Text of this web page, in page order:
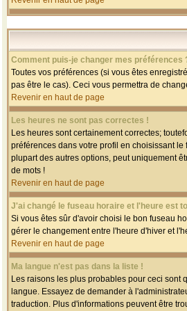
Comment puis-je changer mes préférences
Toutes vos préférences (si vous êtes
pas être le cas). Ceci vous permettra de
Revenir en haut de page
Les heures ne sont pas correctes !
Les heures sont certainement correctes;
préférences dans votre profil en choisissant
plupart des autres options, peut uniquement
de mots !
Revenir en haut de page
J'ai changé le fuseau horaire et l'heure est
Si vous êtes sûr d'avoir choisi le bon fuseau
gérer le changement entre l'heure d'hiver et
Revenir en haut de page
Ma langue n'est pas dans la liste !
Les raisons les plus probables pour ceci sont
langue. Essayez de demander à
traduction. Plus d'informations peuvent être